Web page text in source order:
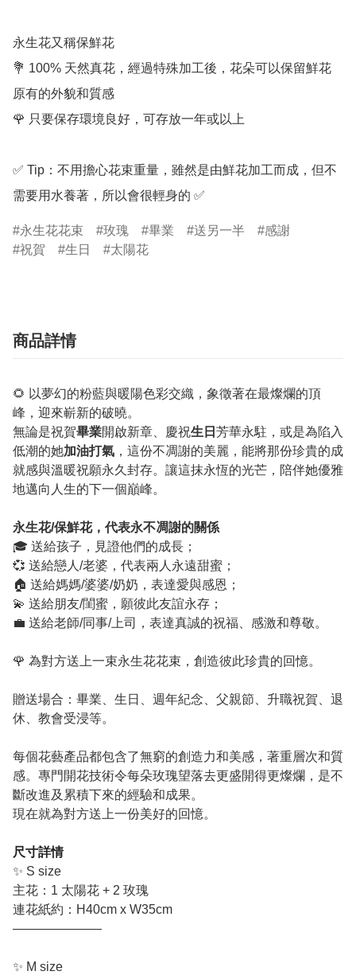
永生花又稱保鮮花
💐 100% 天然真花，經過特殊加工後，花朵可以保留鮮花
原有的外貌和質感
🌹 只要保存環境良好，可存放一年或以上
✅ Tip：不用擔心花束重量，雖然是由鮮花加工而成，但不
需要用水養著，所以會很輕身的 ✅
永生花花束 玫瑰 畢業 送另一半
感謝
祝賀
生日 太陽花
商品詳情
🌻 以夢幻的粉藍與暖陽色彩交織，象徵著在最燦爛的頂
峰，迎來嶄新的破曉。
無論是祝賀畢業開啟新章、慶祝生日 芳華永駐，或是為陷入
低潮的她加油打氣 ，這份不凋謝的美麗，能將那份珍貴的成
就感與溫暖祝願永久封存。讓這抹永恆的光芒，陪伴她優雅
地邁向人生的下一個巔峰。
永生花/保鮮花，代表永不凋謝的關係
🎓 送給孩子，見證他們的成長；
💞 送給戀人/老婆，代表兩人永遠甜蜜；
🏠 送給媽媽/婆婆/奶奶，表達愛與感恩；
💫 送給朋友/閨蜜，願彼此友誼永存；
💼 送給老師/同事/上司，表達真誠的祝福、感激和尊敬。
🌹 為對方送上一束永生花花束，創造彼此珍貴的回憶。
贈送場合：畢業、生日、週年紀念、父親節、升職祝賀、退
休、教會受浸等。
每個花藝產品都包含了無窮的創造力和美感，著重層次和質
感。專門開花技術令每朵玫瑰望落去更盛開得更燦爛，是不
斷改進及累積下來的經驗和成果。
現在就為對方送上一份美好的回憶。
尺寸詳情
✨ S size
主花：1 太陽花 + 2 玫瑰
連花紙約：H40cm x W35cm
———————
✨ M size